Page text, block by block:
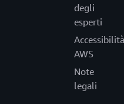
degli
esperti
Accessibilità
AWS
Note
legali